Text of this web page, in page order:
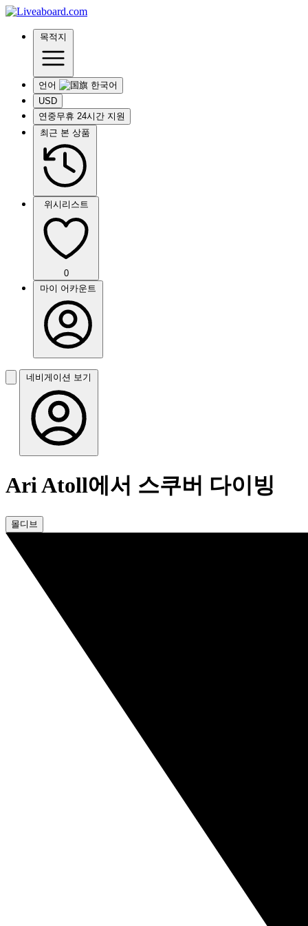
목적지
언어
USD
연중무휴 24시간 지원
최근 본 상품
위시리스트
0
마이 어카운트
네비게이션 보기
Ari Atoll에서 스쿠버 다이빙
몰디브